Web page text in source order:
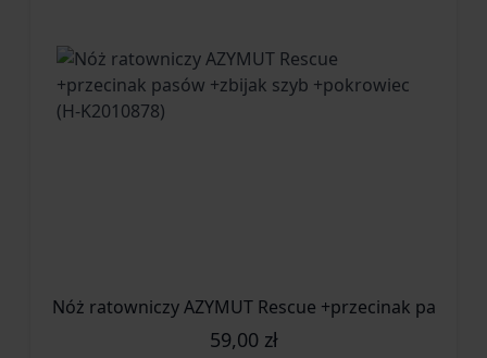
Nóż ratowniczy AZYMUT Rescue +przecinak pasów
59,00 zł